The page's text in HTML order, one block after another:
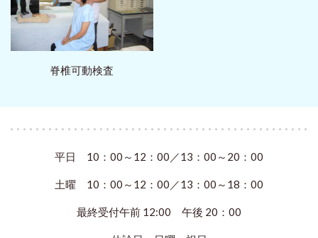
脊椎可動検査
平日 10：00～12：00／13：00～20：00
土曜 10：00～12：00／13：00～18：00
最終受付午前 12:00 午後 20：00